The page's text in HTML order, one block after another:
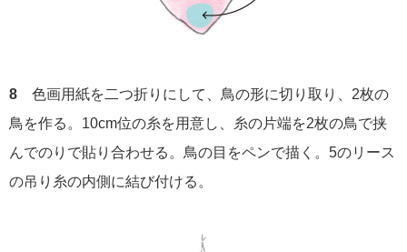
8 色画用紙を二つ折りにして、鳥の形に切り取り、2枚の
鳥を作る。10cm位の糸を用意し、糸の片端を2枚の鳥で挟
んでのりで貼り合わせる。鳥の目をペンで描く。5のリース
の吊り糸の内側に結び付ける。